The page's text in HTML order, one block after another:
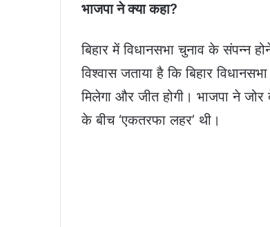
भाजपा ने क्या कहा?
बिहार में विधानसभा चुनाव के संपन्न
विश्वास जताया है कि बिहार
मिलेगा और जीत होगी। भाजपा ने
के बीच ‘एकतरफा लहर’ थी।